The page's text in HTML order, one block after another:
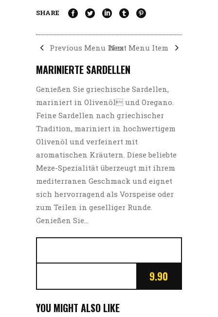
SHARE
Previous Menu ItemNext Menu Item
MARINIERTE SARDELLEN
Genießen Sie griechische Sardellen,
mariniert in Olivenöl und Oregano.
Feine Sardellen nach griechischer
Tradition, mariniert in hochwertigem
Olivenöl und verfeinert mit
aromatischen Kräutern. Diese beliebte
Meze-Spezialität überzeugt mit ihrem
mediterranen Geschmack und eignet
sich hervorragend als Vorspeise oder
zum Teilen in geselliger Runde.
Genießen Sie…
9.90
YOU MIGHT ALSO LIKE